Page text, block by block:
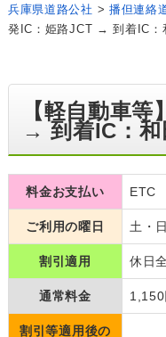
兵庫県道路公社 > 播但連絡
発IC：姫路JCT → 到着IC：
【軽自動車
→ 到着IC：和
料金お支払い ETC
ご利用の曜日 土・
割引適用 休日
通常料金 1,150
割引等適用後の